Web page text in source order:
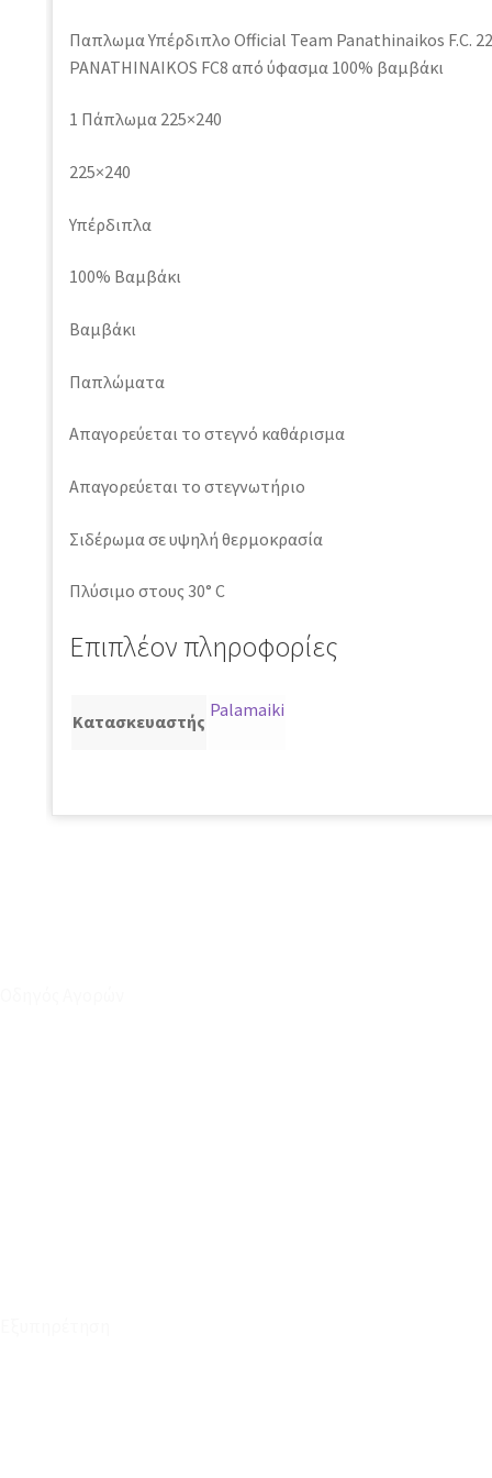
Παπλωμα Υπέρδιπλο Official Team Panathinaikos F.C.
PANATHINAIKOS FC8 από ύφασμα 100% βαμβάκι
1 Πάπλωμα 225×240
225×240
Υπέρδιπλα
100% Βαμβάκι
Βαμβάκι
Παπλώματα
Απαγορεύεται το στεγνό καθάρισμα
Απαγορεύεται το στεγνωτήριο
Σιδέρωμα σε υψηλή θερμοκρασία
Πλύσιμο στους 30° C
Επιπλέον πληροφορίες
Κατασκευαστής
Palamaiki